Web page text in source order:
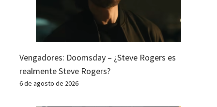
Vengadores: Doomsday – ¿Steve Rogers es
realmente Steve Rogers?
6 de agosto de 2026